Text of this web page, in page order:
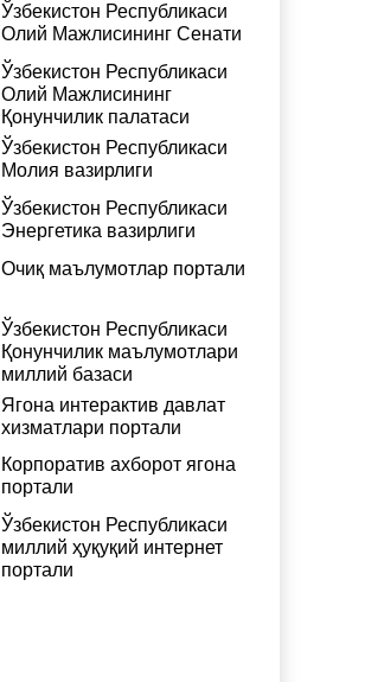
Ўзбекистон Республикаси
Олий Мажлисининг Сенати
Ўзбекистон Республикаси
Олий Мажлисининг
Қонунчилик палатаси
Ўзбекистон Республикаси
Молия вазирлиги
Ўзбекистон Республикаси
Энергетика вазирлиги
Очиқ маълумотлар портали
Ўзбекистон Республикаси
Қонунчилик маълумотлари
миллий базаси
Ягона интерактив давлат
хизматлари портали
Корпоратив ахборот ягона
портали
Ўзбекистон Республикаси
миллий ҳуқуқий интернет
портали